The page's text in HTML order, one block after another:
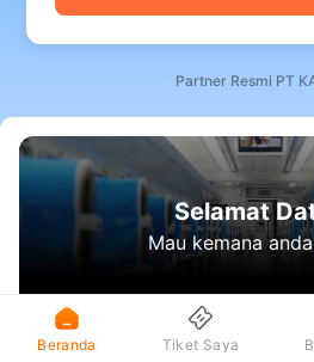
Partner Resmi PT
Selamat
Mau kemana
Beranda Tiket Saya